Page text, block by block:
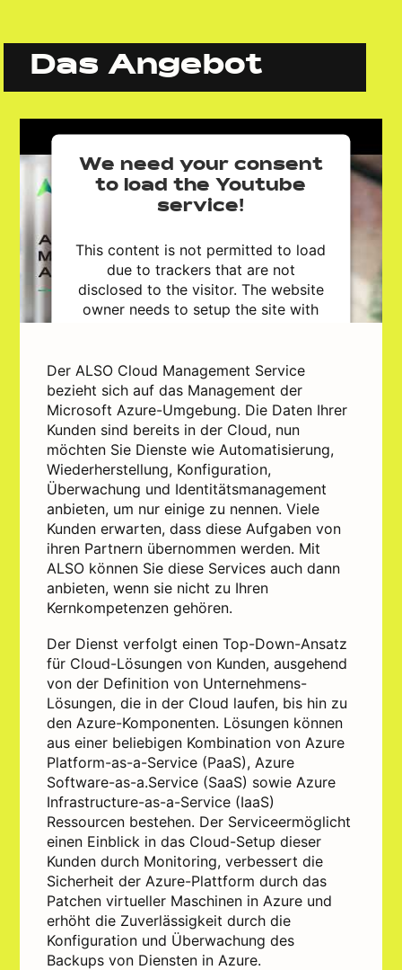
Das Angebot
We need your consent
to load the Youtube
service!
This content is not permitted to load
due to trackers that are not
disclosed to the visitor. The website
owner needs to setup the site with
Powered byUsercentrics Consent
Management Platform
Der ALSO Cloud Management Service
bezieht sich auf das Management der
Microsoft Azure-Umgebung. Die Daten Ihrer
Kunden sind bereits in der Cloud, nun
möchten Sie Dienste wie Automatisierung,
Wiederherstellung, Konfiguration,
Überwachung und Identitätsmanagement
anbieten, um nur einige zu nennen. Viele
Kunden erwarten, dass diese Aufgaben von
ihren Partnern übernommen werden. Mit
ALSO können Sie diese Services auch dann
anbieten, wenn sie nicht zu Ihren
Kernkompetenzen gehören.
Der Dienst verfolgt einen Top-Down-Ansatz
für Cloud-Lösungen von Kunden, ausgehend
von der Definition von Unternehmens-
Lösungen, die in der Cloud laufen, bis hin zu
den Azure-Komponenten. Lösungen können
aus einer beliebigen Kombination von Azure
Platform-as-a-Service (PaaS), Azure
Software-as-a.Service (SaaS) sowie Azure
Infrastructure-as-a-Service (IaaS)
Ressourcen bestehen. Der Serviceermöglicht
einen Einblick in das Cloud-Setup dieser
Kunden durch Monitoring, verbessert die
Sicherheit der Azure-Plattform durch das
Patchen virtueller Maschinen in Azure und
erhöht die Zuverlässigkeit durch die
Konfiguration und Überwachung des
Backups von Diensten in Azure.